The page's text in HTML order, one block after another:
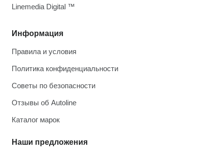
Информация
Правила и условия
Политика конфиденциальности
Советы по безопасности
Отзывы об Autoline
Каталог марок
Наши предложения
Linemedia Digital ™